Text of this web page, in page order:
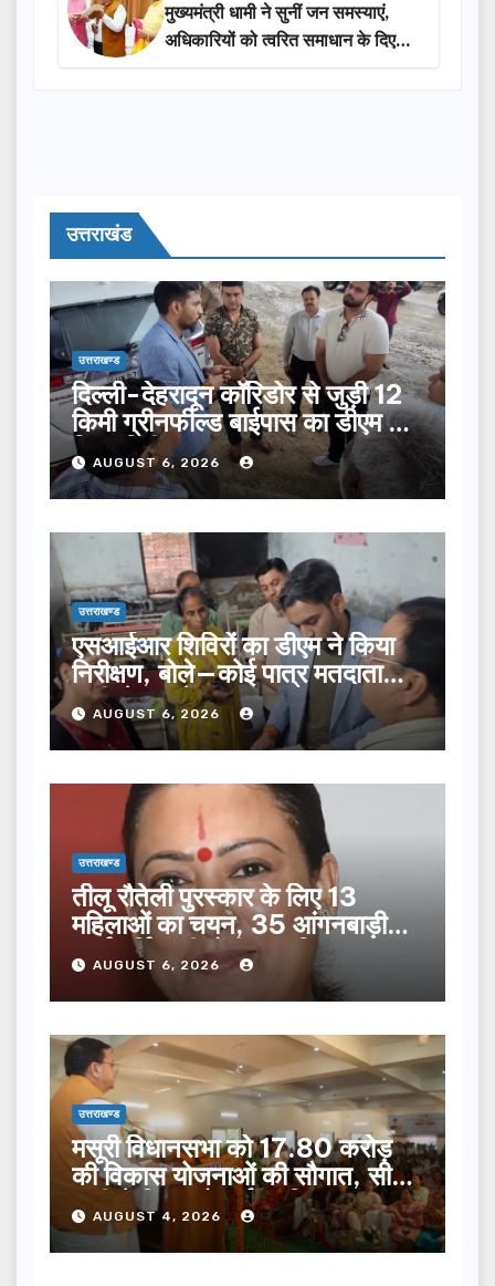
मुख्यमंत्री धामी ने सुनीं जन समस्याएं,
अधिकारियों को त्वरित समाधान के दिए
निर्देश
उत्तराखंड
उत्तराखण्ड
दिल्ली-देहरादून कॉरिडोर से जुड़ी 12
किमी ग्रीनफील्ड बाईपास का डीएम ने
किया निरीक्षण…
AUGUST 6, 2026
उत्तराखण्ड
एसआईआर शिविरों का डीएम ने किया
निरीक्षण, बोले—कोई पात्र मतदाता
सूची से न छूटे…
AUGUST 6, 2026
उत्तराखण्ड
तीलू रौतेली पुरस्कार के लिए 13
महिलाओं का चयन, 35 आंगनबाड़ी
कार्यकर्तियां भी होंगी सम्मानित…
AUGUST 6, 2026
उत्तराखण्ड
मसूरी विधानसभा को 17.80 करोड़
की विकास योजनाओं की सौगात, सीएम
धामी ने किया लोकार्पण-शिलान्यास.
AUGUST 4, 2026